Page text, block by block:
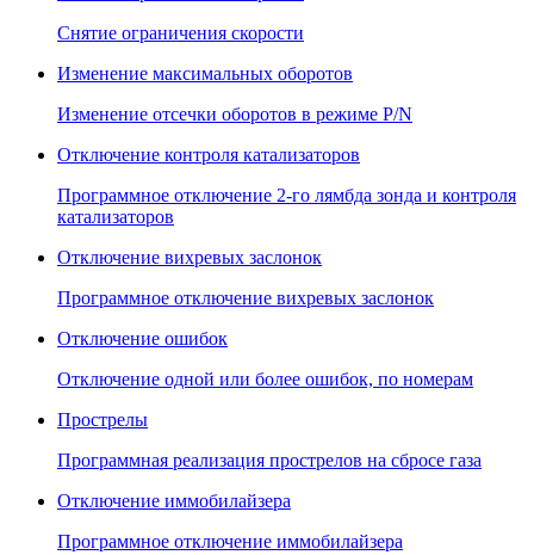
Снятие ограничения скорости
Изменение максимальных оборотов
Изменение отсечки оборотов в режиме P/N
Отключение контроля катализаторов
Программное отключение 2-го лямбда зонда и контроля
катализаторов
Отключение вихревых заслонок
Программное отключение вихревых заслонок
Отключение ошибок
Отключение одной или более ошибок, по номерам
Прострелы
Программная реализация прострелов на сбросе газа
Отключение иммобилайзера
Программное отключение иммобилайзера